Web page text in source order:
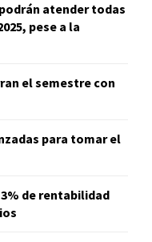
atender todas
pese a la
el semestre con
para tomar el
de rentabilidad